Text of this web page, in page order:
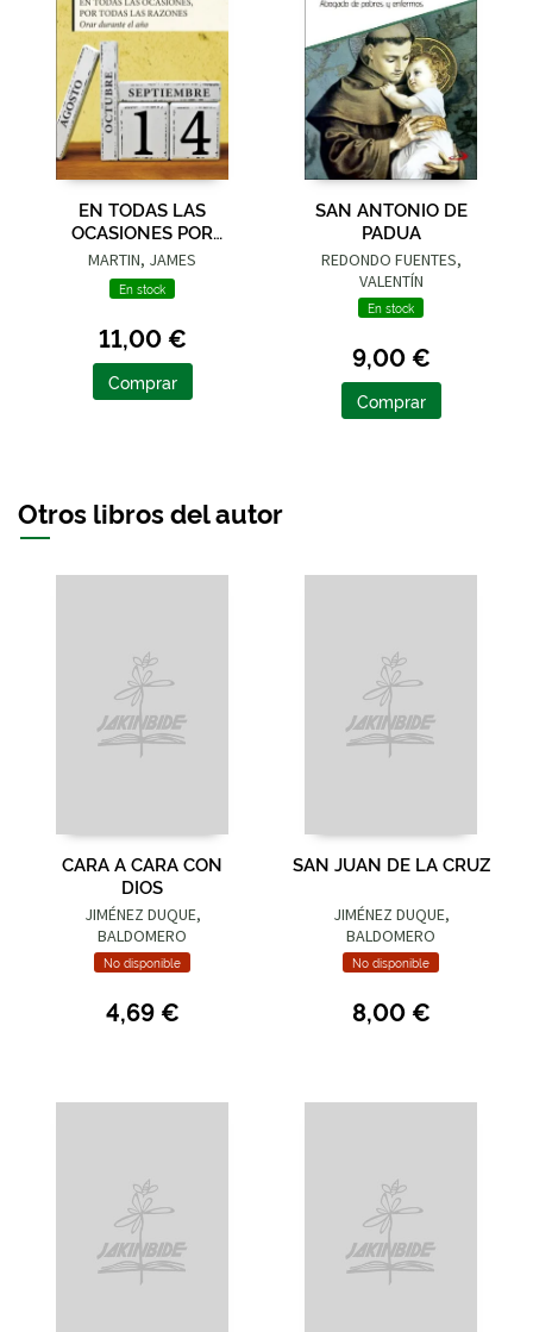
EN TODAS LAS
OCASIONES POR
TODAS LAS RAZONES
MARTIN, JAMES
En stock
11,00 €
Comprar
SAN ANTONIO DE
PADUA
REDONDO FUENTES,
VALENTÍN
En stock
9,00 €
Comprar
Otros libros del autor
CARA A CARA CON
DIOS
JIMÉNEZ DUQUE,
BALDOMERO
No disponible
4,69 €
SAN JUAN DE LA CRUZ
JIMÉNEZ DUQUE,
BALDOMERO
No disponible
8,00 €